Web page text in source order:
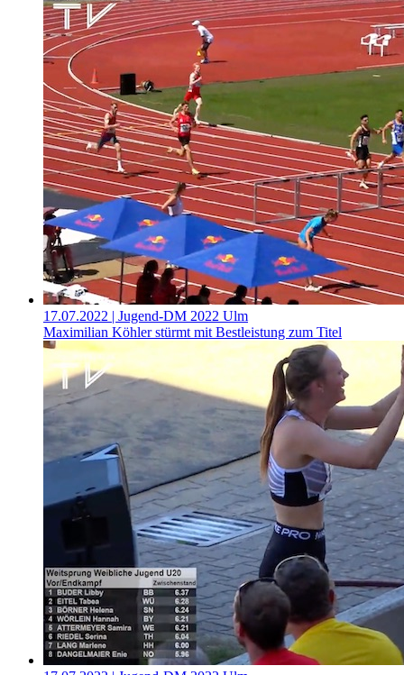
17.07.2022 | Jugend-DM 2022 Ulm
Maximilian Köhler stürmt mit Bestleistung zum Titel